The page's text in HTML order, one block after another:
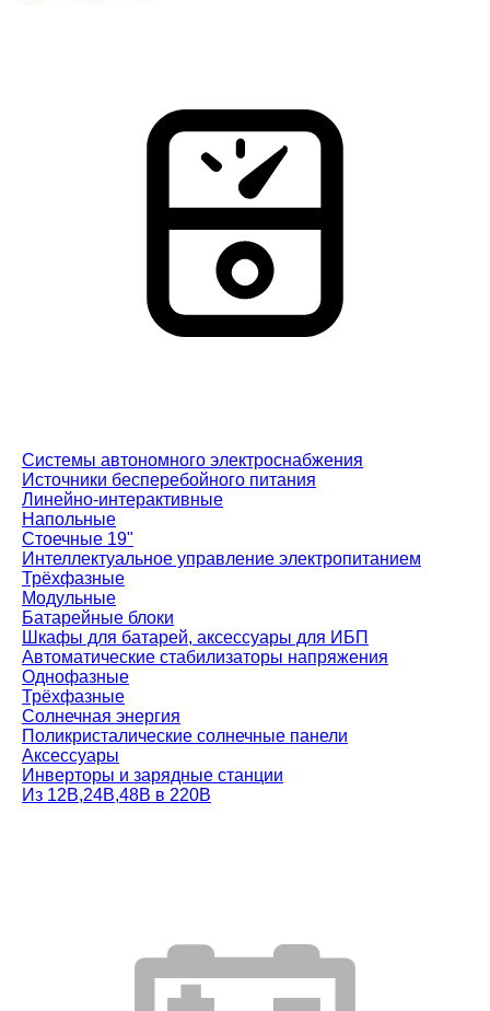
Системы автономного электроснабжения
Источники бесперебойного питания
Линейно-интерактивные
Напольные
Стоечные 19"
Интеллектуальное управление электропитанием
Трёхфазные
Модульные
Батарейные блоки
Шкафы для батарей, аксессуары для ИБП
Автоматические стабилизаторы напряжения
Однофазные
Трёхфазные
Солнечная энергия
Поликристалические солнечные панели
Аксессуары
Инверторы и зарядные станции
Из 12В,24В,48В в 220В